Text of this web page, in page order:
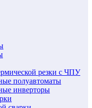
резки с ЧПУ
полуавтоматы
инверторы